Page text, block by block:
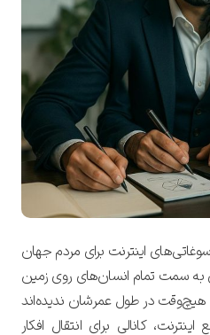
سوغاتی‌های اینترنت برای مردم جهان
به سمت تمام انسان‌های روی زمین
هیچ‌وقت در طول عمرشان ندیده‌اند
کانالی برای انتقال افکار